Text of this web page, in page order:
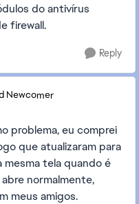
do antivírus
firewall.
Reply
Newcomer
problema, eu comprei
que atualizaram para
mesma tela quando é
normalmente,
meus amigos.